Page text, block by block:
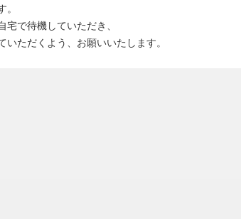
。
で待機していただき、
いただくよう、お願いいたします。